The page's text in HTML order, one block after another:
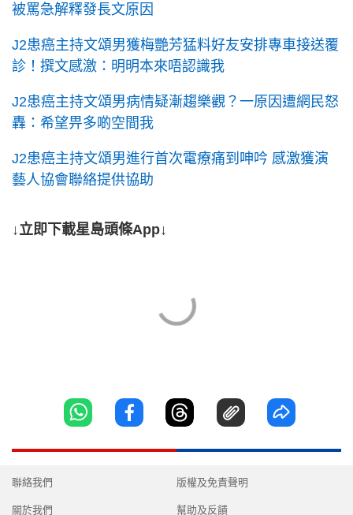
被罵急解釋發長文原因
J2患癌主持文頌男獲梅艷芳猛料好友安排專車接送覆
診！撰文感激：明明本來唔認識我
J2患癌主持文頌男病情疑漸趨樂觀？一原因遭網民怒
轟：希望畀多啲空間我
J2患癌主持文頌男進行首次電療痛到呻吟 感激獲演
藝人協會聯絡提供協助
↓立即下載星島頭條App↓
聯絡我們
關於我們
版權及免責聲明
幫助及反饋